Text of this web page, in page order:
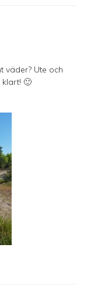
väder? Ute och
🙂